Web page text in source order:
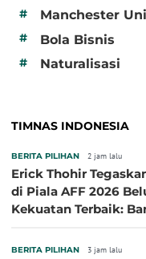
# Manchester
# Bola Bisnis
# Naturalisasi
TIMNAS INDONESIA
BERITA PILIHAN 2 jam lalu
Erick Thohir
di Piala AFF 2026
Kekuatan Terbaik:
BERITA PILIHAN 3 jam lalu